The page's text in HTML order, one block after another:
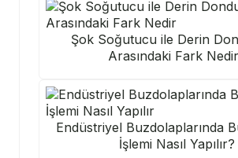
Şok Soğutucu ile Derin
Arasındaki Fark
Endüstriyel Buzdolaplarında
İşlemi Nasıl Yapılır?